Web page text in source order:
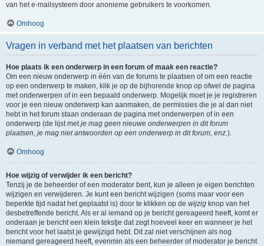
van het e-mailsysteem door anonieme gebruikers te voorkomen.
Omhoog
Vragen in verband met het plaatsen van berichten
Hoe plaats ik een onderwerp in een forum of maak een reactie?
Om een nieuw onderwerp in één van de forums te plaatsen of om een reactie
op een onderwerp te maken, klik je op de bijhorende knop op ofwel de pagina
met onderwerpen of in een bepaald onderwerp. Mogelijk moet je je registreren
voor je een nieuw onderwerp kan aanmaken, de permissies die je al dan niet
hebt in het forum staan onderaan de pagina met onderwerpen of in een
onderwerp (de lijst metje mag geen nieuwe onderwerpen in dit forum
plaatsen, je mag niet antwoorden op een onderwerp in dit forum, enz.).
Omhoog
Hoe wijzig of verwijder ik een bericht?
Tenzij je de beheerder of een moderator bent, kun je alleen je eigen berichten
wijzigen en verwijderen. Je kunt een bericht wijzigen (soms maar voor een
beperkte tijd nadat het geplaatst is) door te klikken op de wijzig knop van het
desbetreffende bericht. Als er al iemand op je bericht gereageerd heeft, komt er
onderaan je bericht een klein tekstje dat zegt hoeveel keer en wanneer je het
bericht voor het laatst je gewijzigd hebt. Dit zal niet verschijnen als nog
niemand gereageerd heeft, evenmin als een beheerder of moderator je bericht